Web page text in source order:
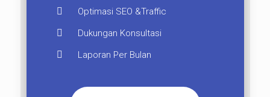
Optimasi SEO &Traffic
Dukungan Konsultasi
Laporan Per Bulan